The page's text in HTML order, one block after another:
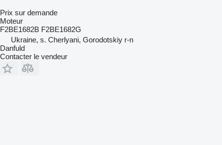
Prix sur demande
Moteur
F2BE1682B F2BE1682G
Ukraine, s. Cherlyani, Gorodotskiy r-n
Danfuld
Contacter le vendeur